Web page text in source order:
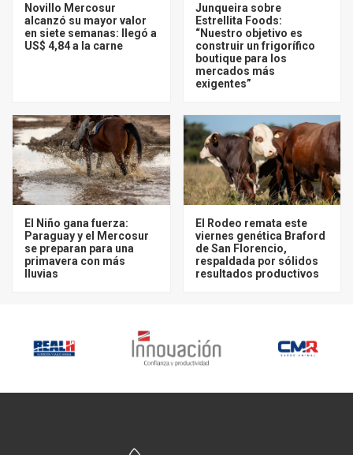
Novillo Mercosur
alcanzó su mayor valor
en siete semanas: llegó a
US$ 4,84 a la carne
Junqueira sobre
Estrellita Foods:
“Nuestro objetivo es
construir un frigorífico
boutique para los
mercados más
exigentes”
El Niño gana fuerza:
Paraguay y el Mercosur
se preparan para una
primavera con más
lluvias
El Rodeo remata este
viernes genética Braford
de San Florencio,
respaldada por sólidos
resultados productivos